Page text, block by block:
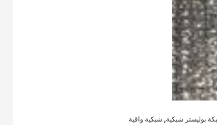
بوليستر شبكية, شبكية واقية